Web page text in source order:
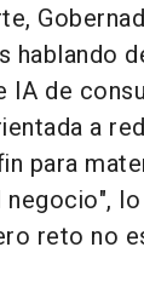
hablando
IA de
a
para
reto no